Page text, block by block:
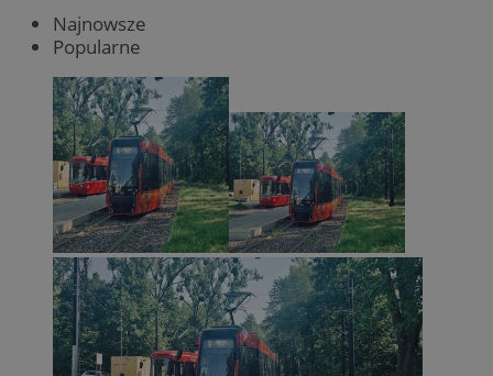
Najnowsze
Popularne